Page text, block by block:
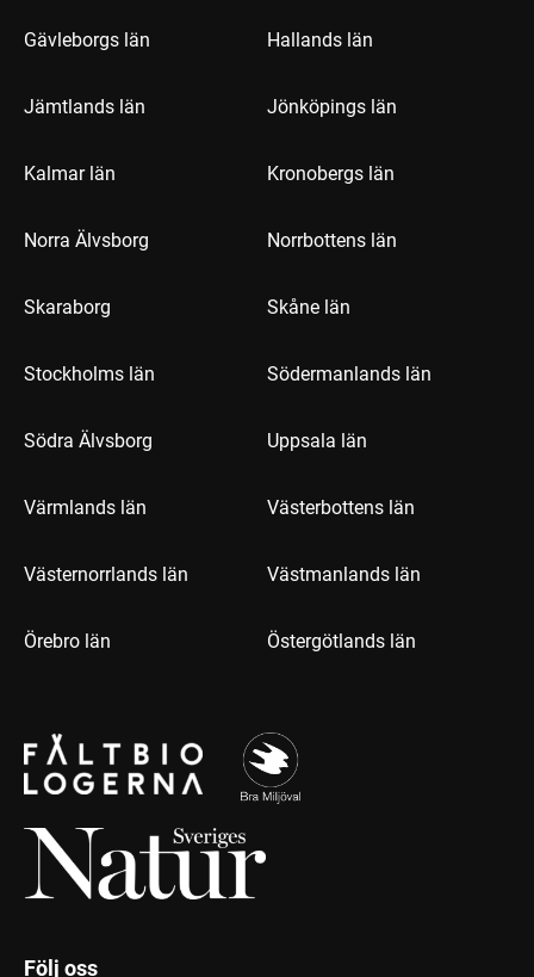
Gävleborgs län Hallands län
Jämtlands län Jönköpings län
Kalmar län Kronobergs län
Norra Älvsborg Norrbottens län
Skaraborg Skåne län
Stockholms län Södermanlands län
Södra Älvsborg Uppsala län
Värmlands län Västerbottens län
Västernorrlands län Västmanlands län
Örebro län Östergötlands län
Följ oss